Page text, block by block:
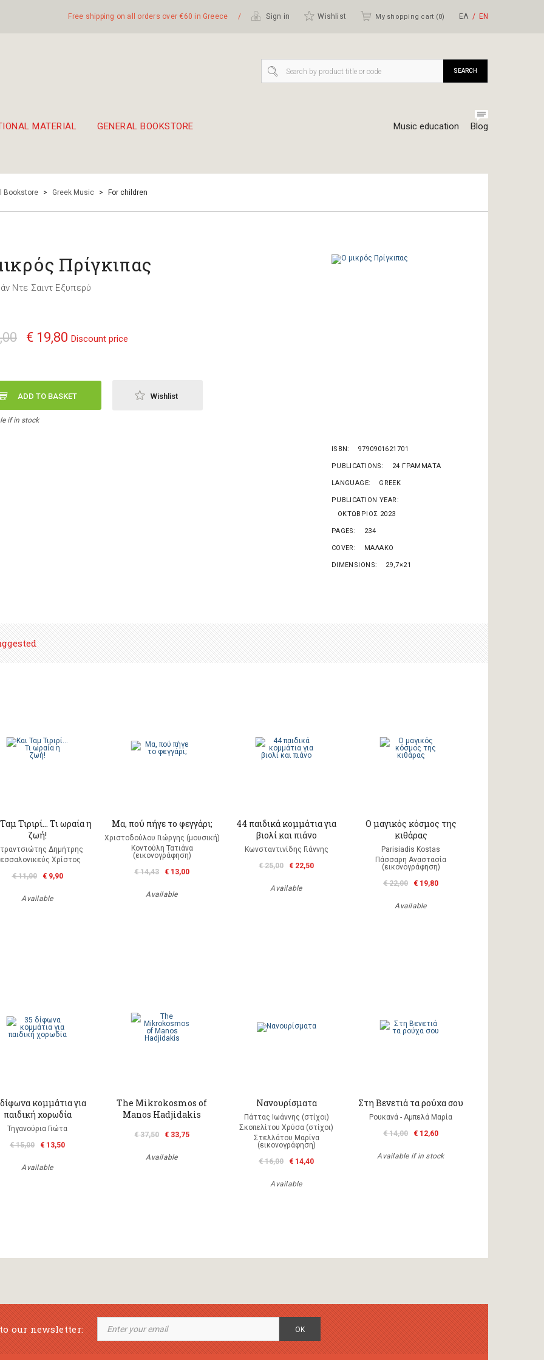
Free shipping on all orders over €60 in Greece / Sign in Wishlist My shopping cart (0) ΕΛ ΕΝ
MATERIAL GENERAL BOOKSTORE Music education Blog
SEARCH
Bookstore > Greek Music > For children
Πρίγκιπας
Ντε Σαιντ Εξυπερύ
€ 19,80 Discount price
ADD TO BASKET Wishlist
if in stock
ISBN 9790901621701
PUBLICATIONS 24 ΓΡΑΜΜΑΤΑ
LANGUAGE GREEK
PUBLICATION YEAR
ΟΚΤΩΒΡΙΟΣ 2023
PAGES 234
COVER ΜΑΛΑΚΟ
DIMENSIONS 29,7×21
Τιριρί… Τι ωραία η
ζωή!
Δημήτρης
Χρίστος
€ 11,00
€ 9,90
Available
Μα, πού πήγε το φεγγάρι;
Χριστοδούλου Γιώργης (μουσική)
Κοντούλη Τατιάνα
(εικονογράφηση)
€ 14,43
€ 13,00
Available
44 παιδικά κομμάτια για
βιολί και πιάνο
Κωνσταντινίδης Γιάννης
€ 25,00
€ 22,50
Available
Ο μαγικός κόσμος της
κιθάρας
Parisiadis Kostas
Πάσσαρη Αναστασία
(εικονογράφηση)
€ 22,00
€ 19,80
Available
κομμάτια για
παιδική χορωδία
Τηγανούρια Γιώτα
€ 15,00
€ 13,50
Available
The Mikrokosmos of
Manos Hadjidakis
€ 37,50 € 33,75
Available
Νανουρίσματα
Πάττας Ιωάννης (στίχοι)
Σκοπελίτου Χρύσα (στίχοι)
Στελλάτου Μαρίνα
(εικονογράφηση)
€ 16,00
€ 14,40
Available
Στη Βενετιά τα ρούχα σου
Ρουκανά - Αμπελά Μαρία
€ 14,00
€ 12,60
Available if in stock
our newsletter: OK